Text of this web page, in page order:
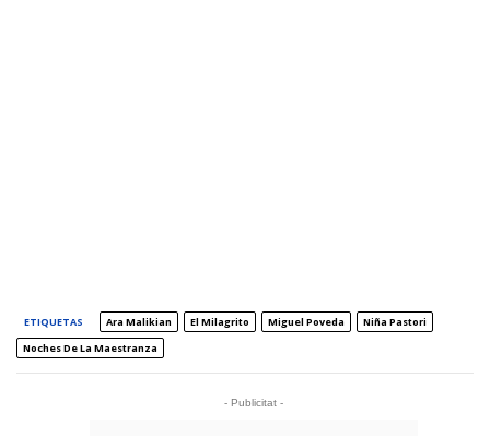
ETIQUETAS Ara Malikian El Milagrito Miguel Poveda
Niña Pastori
Noches De La Maestranza
- Publicitat -